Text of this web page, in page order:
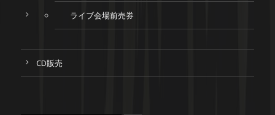
ライブ会場前売券
CD販売